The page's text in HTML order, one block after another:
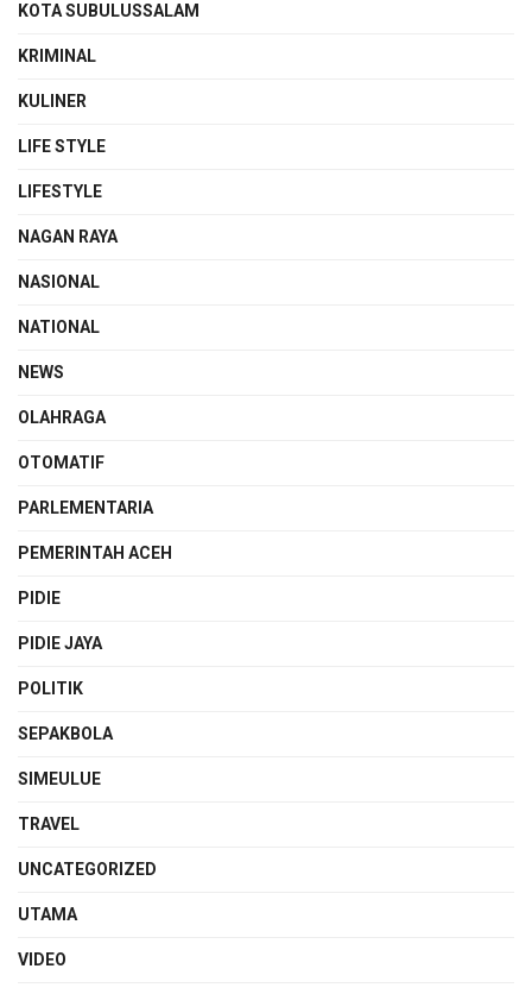
KOTA SUBULUSSALAM
KRIMINAL
KULINER
LIFE STYLE
LIFESTYLE
NAGAN RAYA
NASIONAL
NATIONAL
NEWS
OLAHRAGA
OTOMATIF
PARLEMENTARIA
PEMERINTAH ACEH
PIDIE
PIDIE JAYA
POLITIK
SEPAKBOLA
SIMEULUE
TRAVEL
UNCATEGORIZED
UTAMA
VIDEO